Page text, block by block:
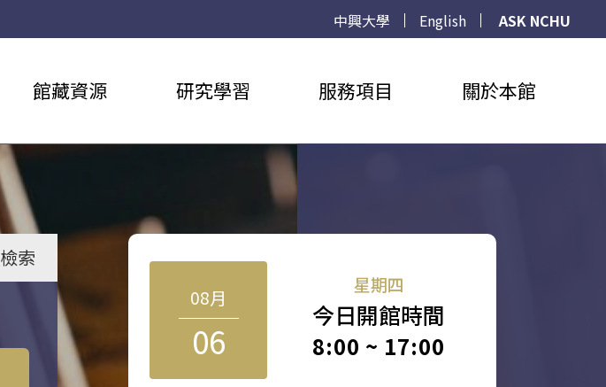
中興大學 English
ASK NCHU
館藏資源 研究學習 服務項目 關於本館
索
08月
06
星期四
今日開館時間
8:00 ~ 17:00